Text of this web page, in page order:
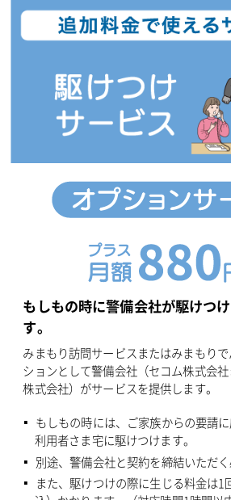
もしもの時に警備会社が駆けつ
す。
みまもり訪問サービスまたはみまもり
ションとして警備会社（セコム株式会
株式会社）がサービスを提供します。
もしもの時には、ご家族からの要請
利用者さま宅に駆けつけます。
別途、警備会社と契約を締結いただく
また、駆けつけの際に生じる料金は